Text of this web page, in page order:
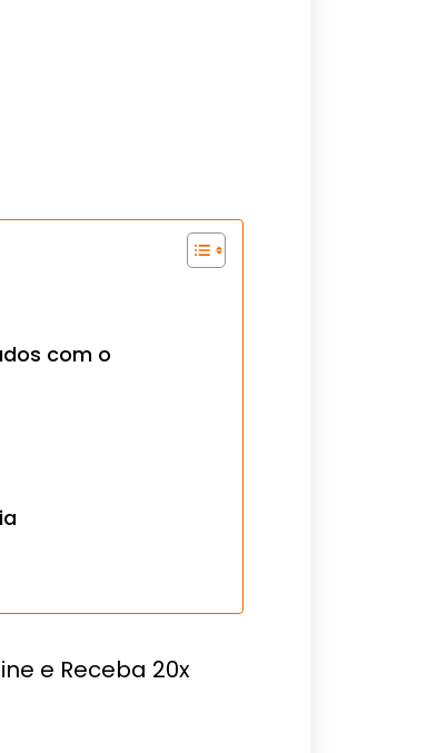
com o
e Receba 20x